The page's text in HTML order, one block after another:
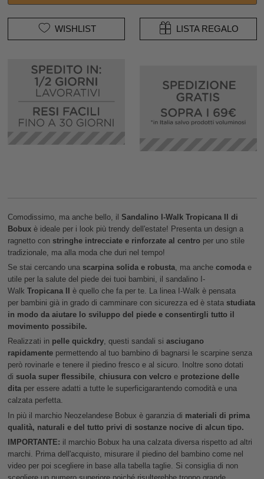
WISHLIST LISTA REGALO
Comodissimo, ma anche bello, il Sandalino I-Walk Tropicana II di
Bobuxè ideale per i look più trendy dell'estate! Presenta un design a
ragnetto con stringhe intrecciate e rinforzate al centroper uno stile
tradizionale, ma alla moda che duri nel tempo!
Se stai cercando una scarpina solida e robusta, ma anchecomoda e
utile per la salute del piede dei tuoi bambini, il sandalino I-
Walk Tropicana II
è quello che fa per te. La linea I-Walk è pensata
per bambini già in grado di camminare con sicurezza ed è stata studiata
in modo da aiutare lo sviluppo del piede e consentirgli tutto il
movimento possibile.
Realizzati inpelle quickdry, questi sandali si asciugano
rapidamentepermettendo al tuo bambino di bagnarsi le scarpine senza
però rovinarle e tenere il piedino fresco e al sicuro. Inoltre sono dotati
di suola super flessibile, chiusura con velcroe protezione delle
ditaper essere adatti a tutte le superficigarantendo comodità e una
calzata perfetta.
In più il marchio Neozelandese Bobux è garanzia di materiali di prima
qualità, naturali e del tutto privi di sostanze nocive di alcun tipo.
IMPORTANTE: il marchio Bobux ha una calzata diversa rispetto ad altri
marchi. Prima dell'acquisto, misurare il piedino del bambino come nel
video per poi scegliere in base alla tabella taglie. Si consiglia di non